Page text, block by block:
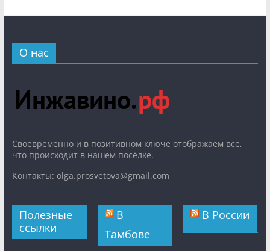
О нас
Cвоевременно и в позитивном ключе отображаем все,
что происходит в нашем посёлке.
Контакты: olga.prosvetova@gmail.com
Полезные
ссылки
В
Тамбове
В России